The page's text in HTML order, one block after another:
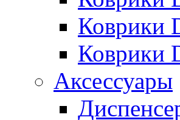
Коврики
Коврики
Аксессуары